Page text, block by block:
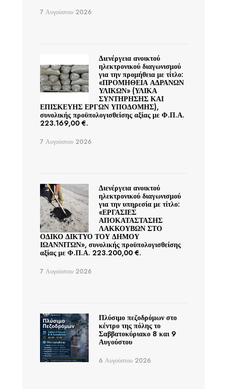
7 Αυγούστου 2026
Διενέργεια ανοικτού
ηλεκτρονικού διαγωνισμού
για την προμήθεια με τίτλο:
«ΠΡΟΜΗΘΕΙΑ ΑΔΡΑΝΩΝ
ΥΛΙΚΩΝ» (ΥΛΙΚΑ
ΣΥΝΤΗΡΗΣΗΣ ΚΑΙ
ΕΠΙΣΚΕΥΗΣ ΕΡΓΩΝ ΥΠΟΔΟΜΗΣ),
συνολικής προϋπολογισθείσης αξίας με Φ.Π.Α.
223.169,00 €.
7 Αυγούστου 2026
Διενέργεια ανοικτού
ηλεκτρονικού διαγωνισμού
για την υπηρεσία με τίτλο:
«ΕΡΓΑΣΙΕΣ
ΑΠΟΚΑΤΑΣΤΑΣΗΣ
ΛΑΚΚΟΥΒΩΝ ΣΤΟ
ΟΔΙΚΟ ΔΙΚΤΥΟ ΤΟΥ ΔΗΜΟΥ
ΙΩΑΝΝΙΤΩΝ», συνολικής προϋπολογισθείσης
αξίας με Φ.Π.Α. 223.200,00 €.
7 Αυγούστου 2026
Πλύσιμο πεζοδρόμων στο
κέντρο της πόλης το
Σαββατοκύριακο 8 και 9
Αυγούστου
6 Αυγούστου 2026